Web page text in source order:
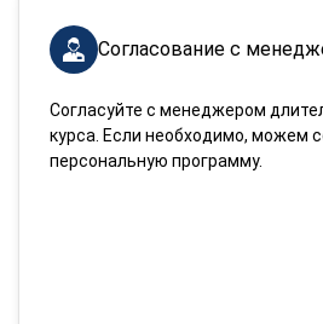
Согласование с
Согласуйте с менеджером
курса. Если необходимо, можем
персональную программу.